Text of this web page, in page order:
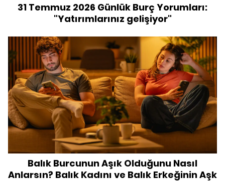
31 Temmuz 2026 Günlük Burç Yorumları:
"Yatırımlarınız gelişiyor"
Balık Burcunun Aşık Olduğunu Nasıl
Anlarsın? Balık Kadını ve Balık Erkeğinin Aşk